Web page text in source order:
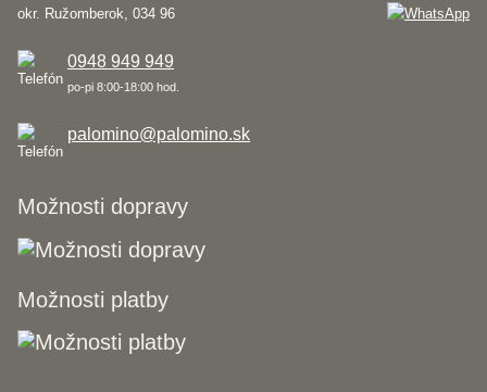
okr. Ružomberok, 034 96
0948 949 949
po-pi 8:00-18:00 hod.
palomino@palomino.sk
Možnosti dopravy
Možnosti platby